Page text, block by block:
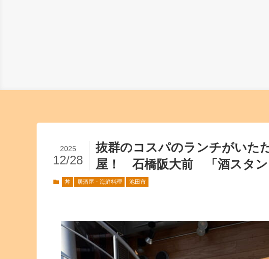
抜群のコスパのランチがいた
屋！ 石橋阪大前 「酒スタン
2025
12/28
丼 居酒屋・海鮮料理 池田市